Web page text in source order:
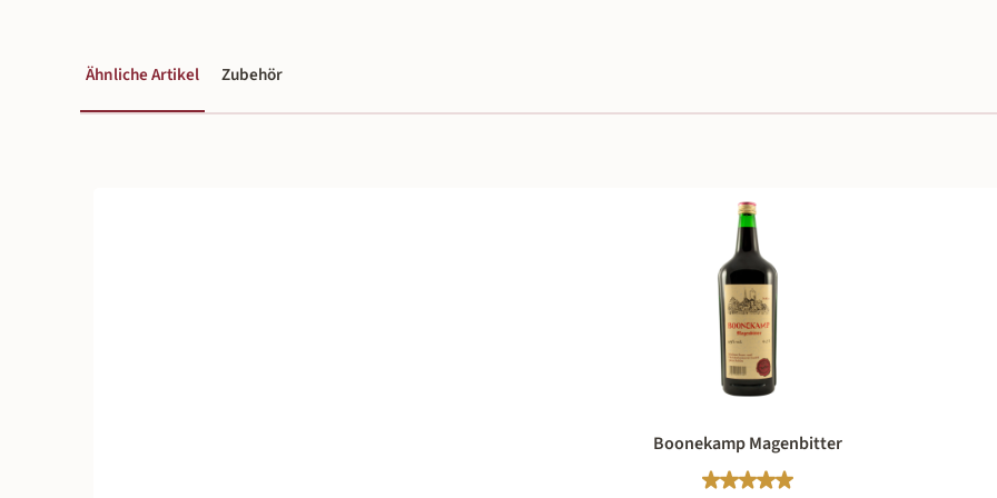
Ähnliche Artikel Zubehör
Boonekamp Magenbitter
Durchschnittliche Bewertung von